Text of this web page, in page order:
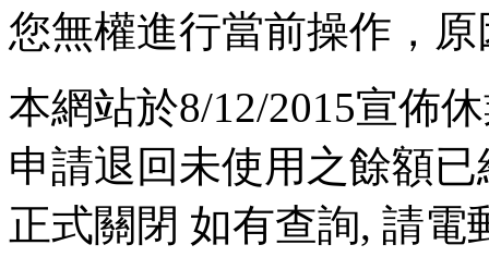
您無權進行當前操作，
本網站於8/12/2015宣佈
申請退回未使用之餘額
正式關閉 如有查詢, 請電